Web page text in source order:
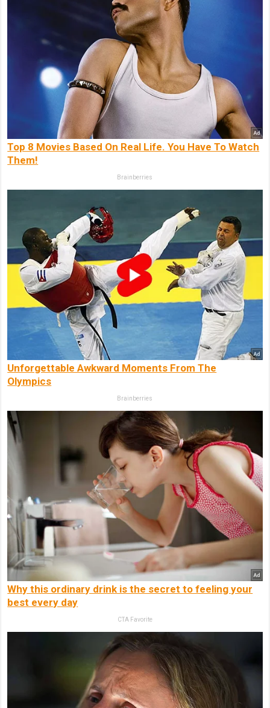
Top 8 Movies Based On Real Life. You Have To Watch
Them!
Brainberries
Unforgettable Awkward Moments From The
Olympics
Brainberries
Why this ordinary drink is the secret to feeling your
best every day
CTA Favorite